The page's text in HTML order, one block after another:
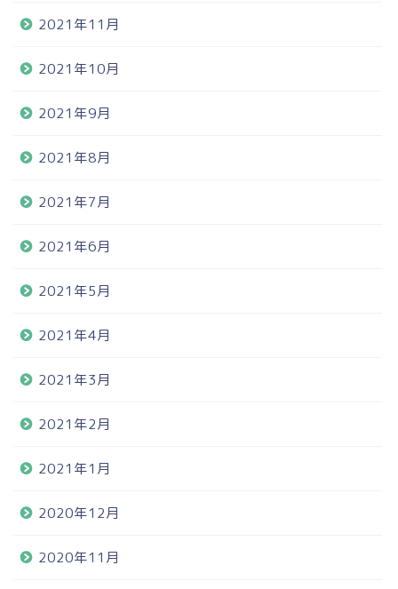
2021年11月
2021年10月
2021年9月
2021年8月
2021年7月
2021年6月
2021年5月
2021年4月
2021年3月
2021年2月
2021年1月
2020年12月
2020年11月